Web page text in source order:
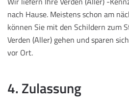
nach Hause. Meistens schon am
können Sie mit den Schildern zum
Verden (Aller) gehen und sparen
vor Ort.
4. Zulassung